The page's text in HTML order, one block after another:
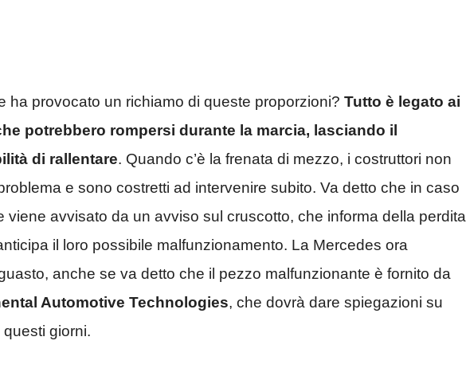
ha provocato un richiamo di queste proporzioni? Tutto è legato ai
potrebbero rompersi durante la marcia, lasciando il
di rallentare. Quando c’è la frenata di mezzo, i costruttori non
e sono costretti ad intervenire subito. Va detto che in caso
viene avvisato da un avviso sul cruscotto, che informa della perdita
il loro possibile malfunzionamento. La Mercedes ora
anche se va detto che il pezzo malfunzionante è fornito da
Automotive Technologies, che dovrà dare spiegazioni su
giorni.